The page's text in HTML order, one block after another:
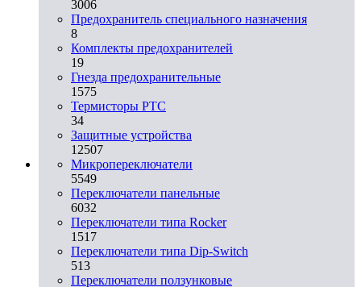
3006
Предохранитель специального назначения
8
Комплекты предохранителей
19
Гнезда предохранительные
1575
Термисторы PTC
34
Защитные устройства
12507
Микропереключатели
5549
Переключатели панельные
6032
Переключатели типа Rocker
1517
Переключатели типа Dip-Switch
513
Переключатели ползунковые